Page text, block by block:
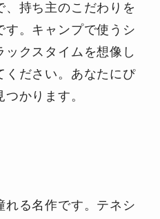
、持ち主のこだわりを
す。キャンプで使うシ
クスタイムを想像し
ください。あなたにぴ
かります。
れる名作です。テネシ